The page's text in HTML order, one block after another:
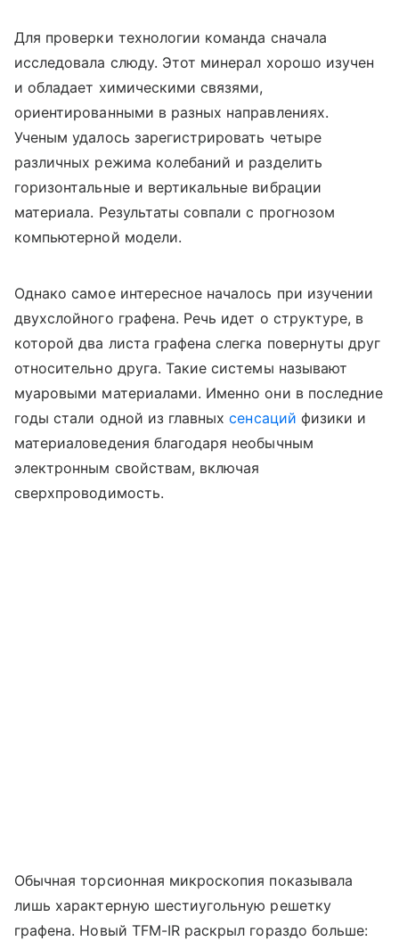
Для проверки технологии команда сначала
исследовала слюду. Этот минерал хорошо изучен
и обладает химическими связями,
ориентированными в разных направлениях.
Ученым удалось зарегистрировать четыре
различных режима колебаний и разделить
горизонтальные и вертикальные вибрации
материала. Результаты совпали с прогнозом
компьютерной модели.
Однако самое интересное началось при изучении
двухслойного графена. Речь идет о структуре, в
которой два листа графена слегка повернуты друг
относительно друга. Такие системы называют
муаровыми материалами. Именно они в последние
годы стали одной из главныхсенсаций физики и
материаловедения благодаря необычным
электронным свойствам, включая
сверхпроводимость.
Обычная торсионная микроскопия показывала
лишь характерную шестиугольную решетку
графена. Новый TFM-IR раскрыл гораздо больше: